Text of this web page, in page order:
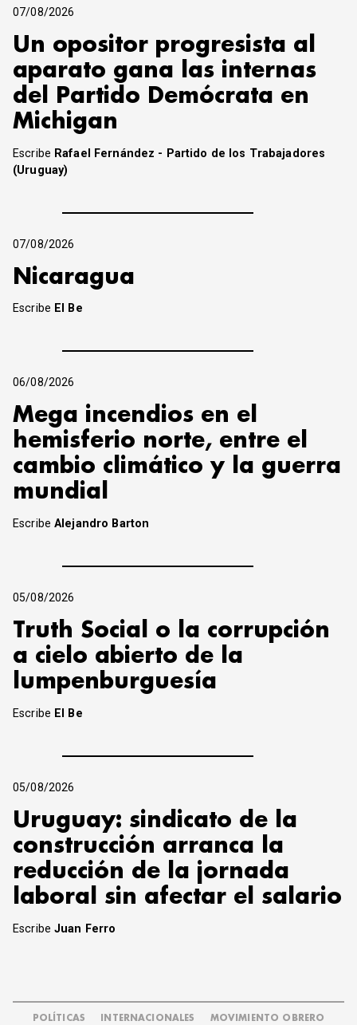
07/08/2026
Un opositor progresista al
aparato gana las internas
del Partido Demócrata en
Michigan
Escribe Rafael Fernández - Partido de los Trabajadores
(Uruguay)
07/08/2026
Nicaragua
Escribe El Be
06/08/2026
Mega incendios en el
hemisferio norte, entre el
cambio climático y la guerra
mundial
EscribeAlejandro Barton
05/08/2026
Truth Social o la corrupción
a cielo abierto de la
lumpenburguesía
Escribe El Be
05/08/2026
Uruguay: sindicato de la
construcción arranca la
reducción de la jornada
laboral sin afectar el salario
EscribeJuan Ferro
POLÍTICAS INTERNACIONALES MOVIMIENTO OBRERO